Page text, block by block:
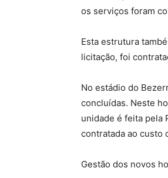
os serviços foram
Esta estrutura
licitação, foi
No estádio do
concluídas. Neste
unidade é feita pela
contratada ao custo
Gestão dos novos